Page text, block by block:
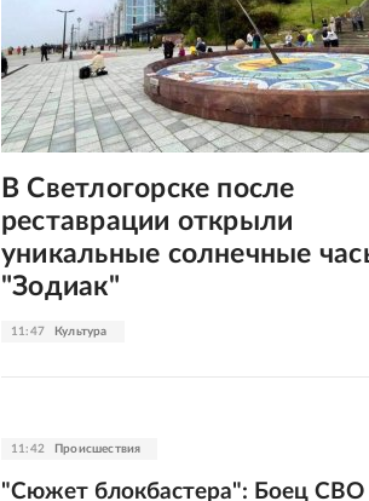
11:47 Культура
В Светлогорске после
реставрации открыли
уникальные солнечные
"Зодиак"
11:42 Происшествия
"Сюжет блокбастера": Боец